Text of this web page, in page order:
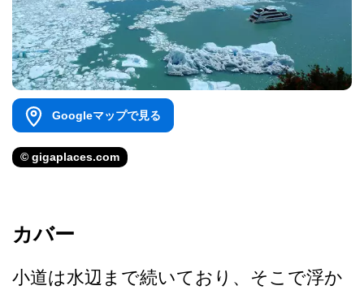
Googleマップで見る
© gigaplaces.com
カバー
小道は水辺まで続いており、­そこで浮か